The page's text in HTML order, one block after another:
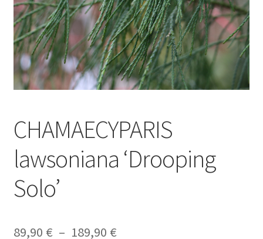
CHAMAECYPARIS
lawsoniana ‘Drooping
Solo’
89,90 € – 189,90 €Plage